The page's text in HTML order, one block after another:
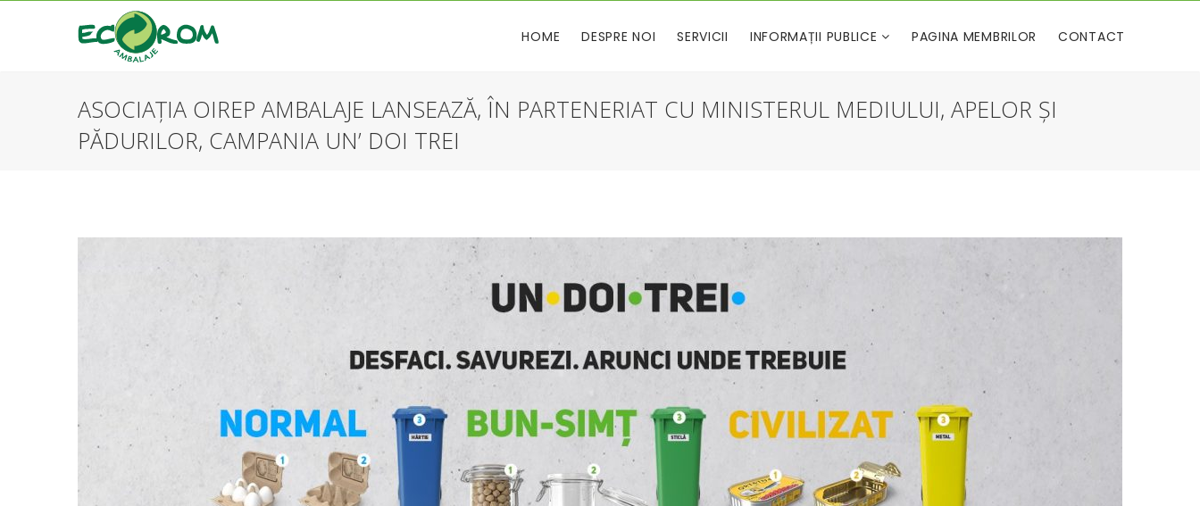
HOME DESPRE NOI SERVICII INFORMAȚII PUBLICE PAGINA MEMBRILOR CONTACT
ASOCIAȚIA OIREP AMBALAJE LANSEAZĂ, ÎN PARTENERIAT CU MINISTERUL MEDIULUI, APELOR ȘI
PĂDURILOR, CAMPANIA UN’ DOI TREI